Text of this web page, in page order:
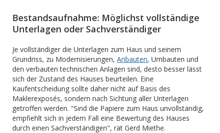
Bestandsaufnahme: Möglichst vollständige
Unterlagen oder Sachverständiger
Je vollständiger die Unterlagen zum Haus und seinem
Grundriss, zu Modernisierungen, Anbauten, Umbauten und
den verbauten technischen Anlagen sind, desto besser lässt
sich der Zustand des Hauses beurteilen. Eine
Kaufentscheidung sollte daher nicht auf Basis des
Maklerexposés, sondern nach Sichtung aller Unterlagen
getroffen werden. "Sind die Papiere zum Haus unvollständig,
empfiehlt sich in jedem Fall eine Bewertung des Hauses
durch einen Sachverständigen", rät Gerd Miethe.